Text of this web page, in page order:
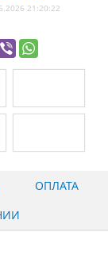
21:20:22
ОПЛАТА